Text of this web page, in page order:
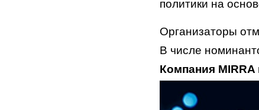
политики на
Организаторы
В числе
Компания MIRRA